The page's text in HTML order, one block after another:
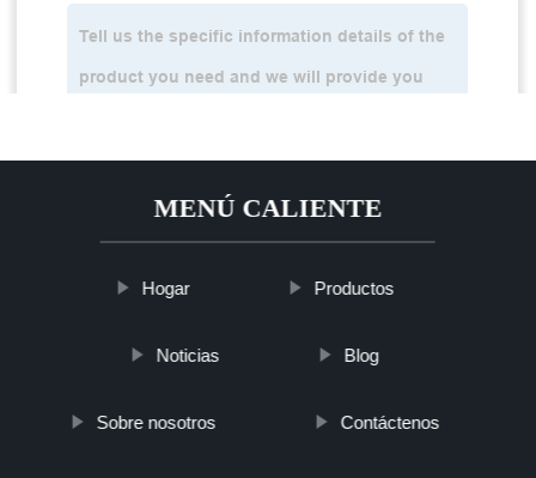
MENÚ CALIENTE
Hogar Productos
Noticias Blog
Sobre nosotros Contáctenos